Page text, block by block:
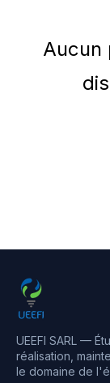
Aucun
UEEFI SARL —
réalisation,
le domaine de